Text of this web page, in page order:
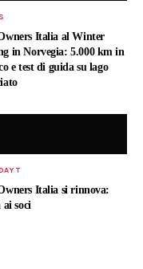
Italia al Winter
in Norvegia: 5.000 km in
e test di guida su lago
T
Italia si rinnova:
ai soci